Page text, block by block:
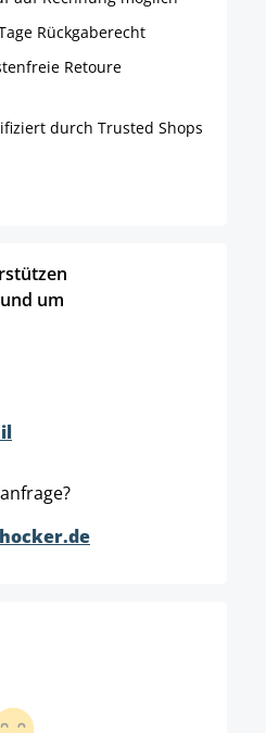
Rückgaberecht
Retoure
durch Trusted Shops
um